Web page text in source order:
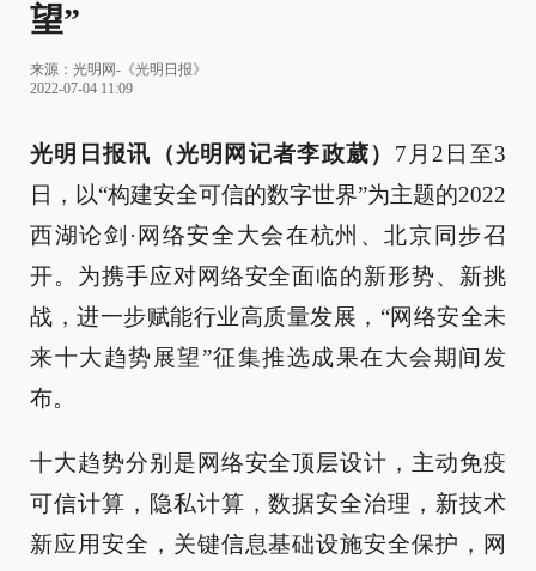
望”
来源： 光明网-《光明日报》
2022-07-04 11:09
光明日报讯（光明网记者李政葳） 7月2日至3
日，以“构建安全可信的数字世界”为主题的2022
西湖论剑·网络安全大会在杭州、北京同步召
开。为携手应对网络安全面临的新形势、新挑
战，进一步赋能行业高质量发展，“网络安全未
来十大趋势展望”征集推选成果在大会期间发
布。
十大趋势分别是网络安全顶层设计，主动免疫
可信计算，隐私计算，数据安全治理，新技术
新应用安全，关键信息基础设施安全保护，网